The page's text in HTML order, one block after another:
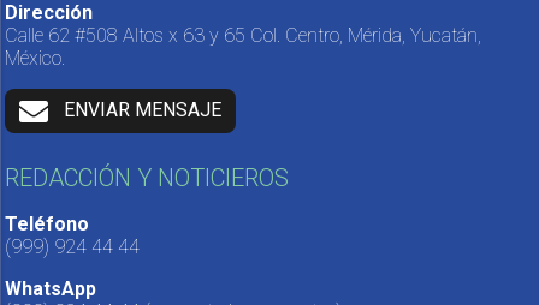
Dirección
Calle 62 #508 Altos x 63 y 65 Col. Centro, Mérida, Yucatán,
México.
ENVIAR MENSAJE
REDACCIÓN Y NOTICIEROS
Teléfono
(999) 924 44 44
WhatsApp